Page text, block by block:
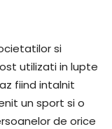
si
utilizati in lupte
fiind intalnit
un sport si o
de orice